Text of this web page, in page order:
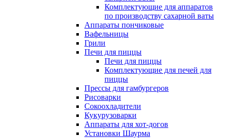
Комплектующие для аппаратов
по производству сахарной ваты
Аппараты пончиковые
Вафельницы
Грили
Печи для пиццы
Печи для пиццы
Комплектующие для печей для
пиццы
Прессы для гамбургеров
Рисоварки
Сокоохладители
Кукурузоварки
Аппараты для хот-догов
Установки Шаурма